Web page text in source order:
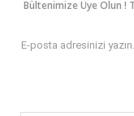
Bültenimize Üye Olun !